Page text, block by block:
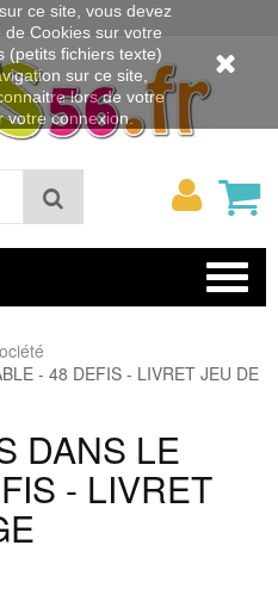
Rechercher
Mon
- 48 DEFIS - LIVRET JEU DE
DANS LE
- LIVRET
ce site, vous devez
de Cookies sur votre
(petits fichiers texte)
sur ce site,
lors de votre
votre connexion.